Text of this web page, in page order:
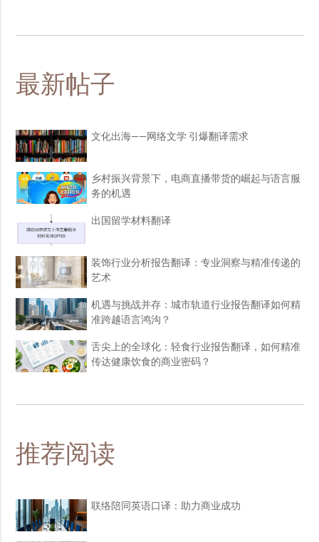
最新帖子
文化出海——网络文学 引爆翻译需求
乡村振兴背景下，电商直播带货的崛起与语言服
务的机遇
出国留学材料翻译
装饰行业分析报告翻译：专业洞察与精准传递的
艺术
机遇与挑战并存：城市轨道行业报告翻译如何精
准跨越语言鸿沟？
舌尖上的全球化：轻食行业报告翻译，如何精准
传达健康饮食的商业密码？
推荐阅读
联络陪同英语口译：助力商业成功